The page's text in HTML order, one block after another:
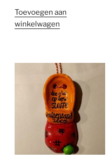
Toevoegen aan
winkelwagen